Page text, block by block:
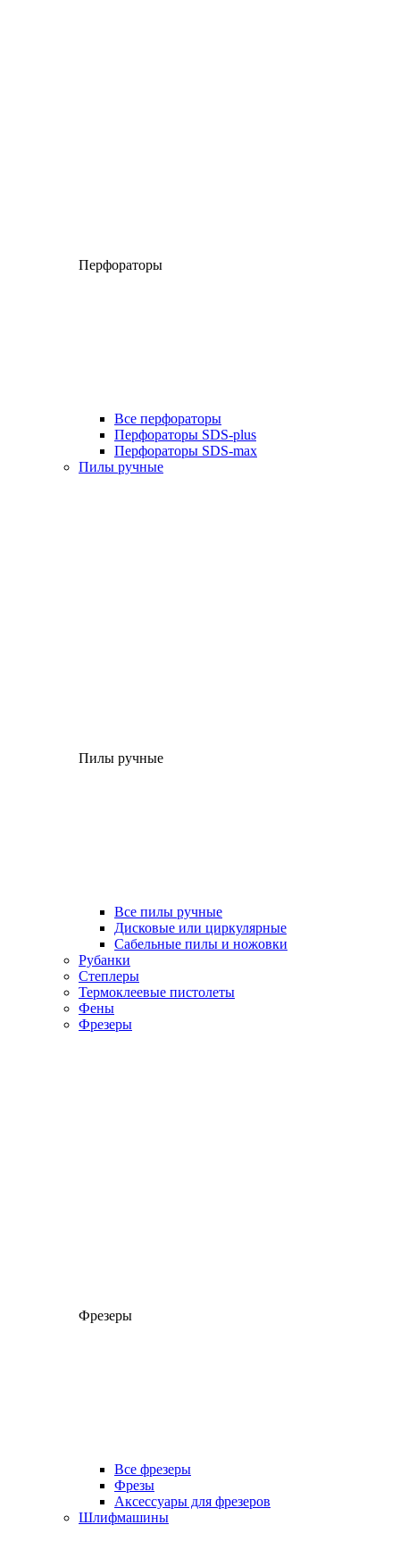
Перфораторы
Все перфораторы
Перфораторы SDS-plus
Перфораторы SDS-max
Пилы ручные
Пилы ручные
Все пилы ручные
Дисковые или циркулярные
Сабельные пилы и ножовки
Рубанки
Степлеры
Термоклеевые пистолеты
Фены
Фрезеры
Фрезеры
Все фрезеры
Фрезы
Аксессуары для фрезеров
Шлифмашины